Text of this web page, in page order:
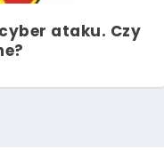
ataku. Czy